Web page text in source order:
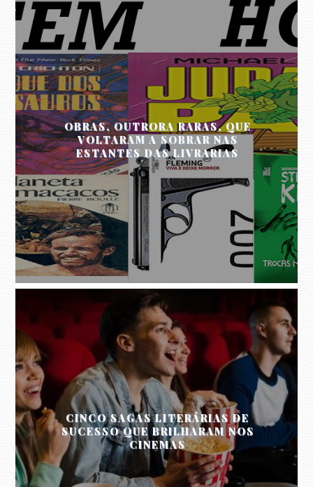
OBRAS, OUTRORA RARAS, QUE
VOLTARAM A SOBRAR NAS
ESTANTES DAS LIVRARIAS
CINCO SAGAS LITERÁRIAS DE
SUCESSO QUE BRILHARAM NOS
CINEMAS